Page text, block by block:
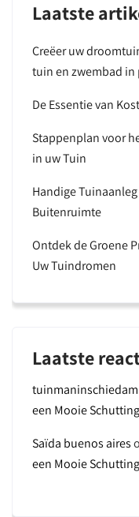
Laatste
Creëer uw
tuin en zwembad
De Essentie van
Stappenplan voor
in uw Tuin
Handige
Buitenruimte
Ontdek de Groene
Uw Tuindromen
Laatste
tuinmaninschiedam
een Mooie Schutting
Saïda buenos aires
een Mooie Schutting